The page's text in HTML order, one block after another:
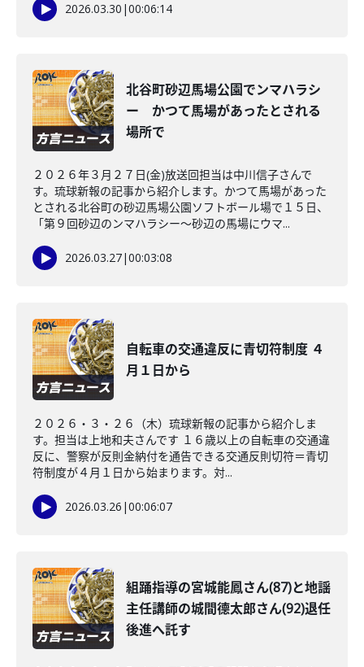
2026.03.30 |00:06:14
北谷町砂辺馬場公園でンマハラシ
ー かつて馬場があったとされる
場所で
２０２６年３月２７日(金)放送回担当は中川信子さんで
す。琉球新報の記事から紹介します。かつて馬場があった
とされる北谷町の砂辺馬場公園ソフトボール場で１５日、
「第９回砂辺のンマハラシー～砂辺の馬場にウマ...
2026.03.27|00:03:08
自転車の交通違反に青切符制度 ４
月１日から
２０２６・３・２６（木）琉球新報の記事から紹介しま
す。担当は上地和夫さんです １６歳以上の自転車の交通違
反に、警察が反則金納付を通告できる交通反則切符＝青切
符制度が４月１日から始まります。対...
2026.03.26 |00:06:07
組踊指導の宮城能鳳さん(87)と地謡
主任講師の城間德太郎さん(92)退任
後進へ託す